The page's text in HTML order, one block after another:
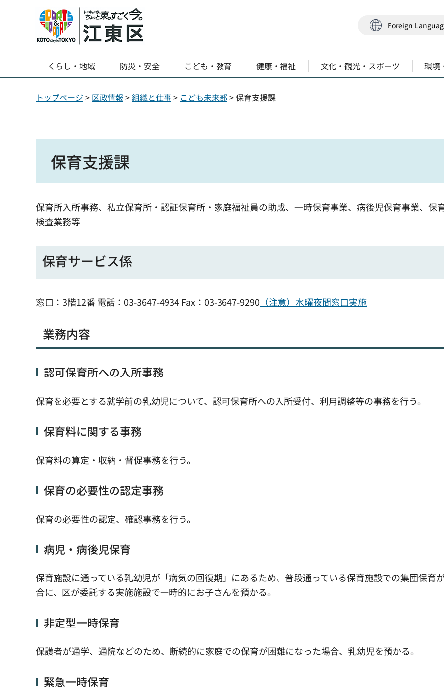
Foreign
くらし・地域 防災・安全 こども・教育 健康・福祉 文化・観光・スポーツ 環境
トップページ > 区政情報 >組織と仕事> こども未来部> 保育支援課
保育支援課
保育所入所事務、私立保育所・認証保育所・家庭福祉員の助成、一時保育事業、病後児保育事業、保
検査業務等
保育サービス係
窓口：3階12番 電話：03-3647-4934 Fax：03-3647-9290 （注意）水曜夜間窓口実施
業務内容
認可保育所への入所事務
保育を必要とする就学前の乳幼児について、認可保育所への入所受付、利用調整等の事務を行う。
保育料に関する事務
保育料の算定・収納・督促事務を行う。
保育の必要性の認定事務
保育の必要性の認定、確認事務を行う。
病児・病後児保育
保育施設に通っている乳幼児が「病気の回復期」にあるため、普段通っている保育施設での集団保育
合に、区が委託する実施施設で一時的にお子さんを預かる。
非定型一時保育
保護者が通学、通院などのため、断続的に家庭での保育が困難になった場合、乳幼児を預かる。
緊急一時保育